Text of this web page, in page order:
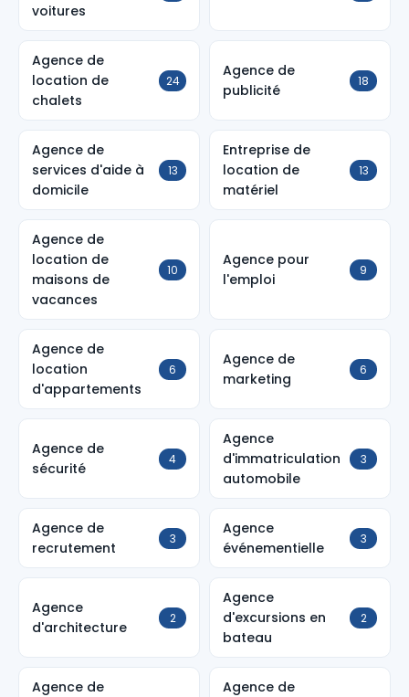
voitures
Agence de
location de
chalets
24
Agence de
publicité
18
Agence de
services d'aide à
domicile
13
Entreprise de
location de
matériel
13
Agence de
location de
maisons de
vacances
10
Agence pour
l'emploi
9
Agence de
location
d'appartements
6
Agence de
marketing
6
Agence de
sécurité
4
Agence
d'immatriculation
automobile
3
Agence de
recrutement
3
Agence
événementielle
3
Agence
d'architecture
2
Agence
d'excursions en
bateau
2
Agence de
Agence de